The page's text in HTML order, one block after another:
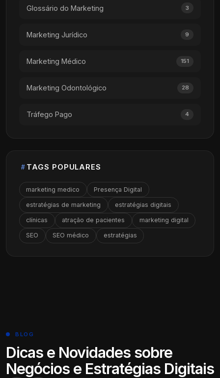
Glossário do Marketing 3
Marketing Jurídico 9
Marketing Médico 151
Marketing Odontológico 28
Tráfego Pago 4
TAGS POPULARES
marketing medico Presença Digital
estratégias de marketing estratégias digitais
clínicas atração de pacientes marketing digital
SEO SEO médico estratégias
BLOG
Dicas e Novidades sobre
Negócios e Estratégias Digitais